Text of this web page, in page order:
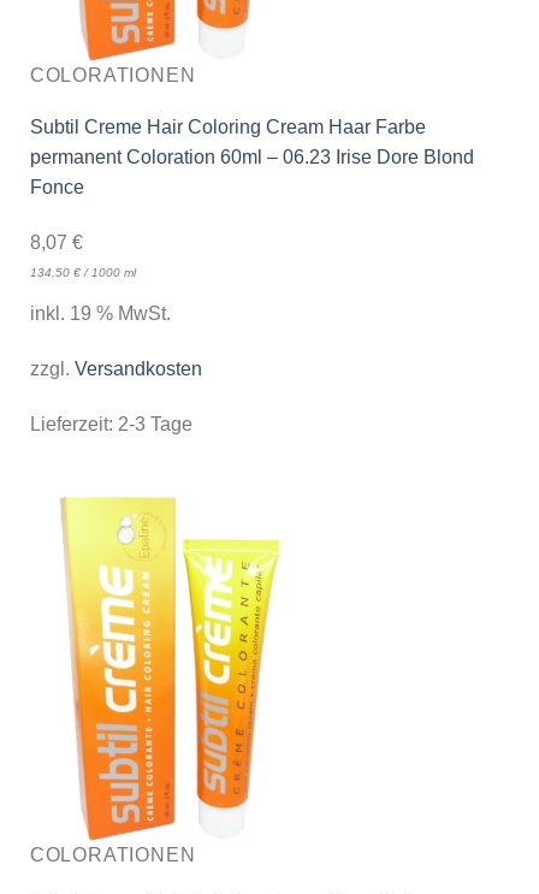
COLORATIONEN
Subtil Creme Hair Coloring Cream Haar Farbe
permanent Coloration 60ml – 06.23 Irise Dore Blond
Fonce
8,07 €
134,50 €/ 1000 ml
inkl. 19 % MwSt.
zzgl. Versandkosten
Lieferzeit: 2-3 Tage
COLORATIONEN